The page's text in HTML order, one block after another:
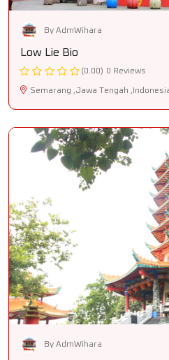
By AdmWihara
Low Lie Bio
(0.00) 0 Reviews
Semarang ,Jawa Tengah
By AdmWihara